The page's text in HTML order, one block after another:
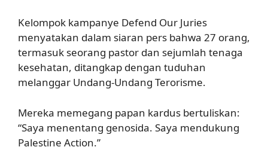
Kelompok kampanye Defend Our Juries
menyatakan dalam siaran pers bahwa 27 orang,
termasuk seorang pastor dan sejumlah tenaga
kesehatan, ditangkap dengan tuduhan
melanggar Undang-Undang Terorisme.
Mereka memegang papan kardus bertuliskan:
“Saya menentang genosida. Saya mendukung
Palestine Action.”